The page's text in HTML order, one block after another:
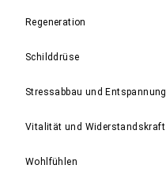
Regeneration
Schilddrüse
Stressabbau und Entspannung
Vitalität und Widerstandskraft
Wohlfühlen